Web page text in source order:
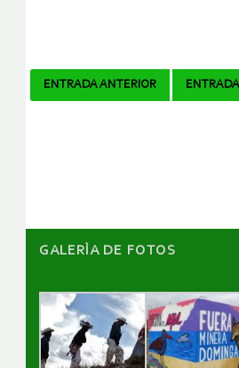
Navegador
ENTRADA ANTERIOR
GALERÌA DE FOTOS